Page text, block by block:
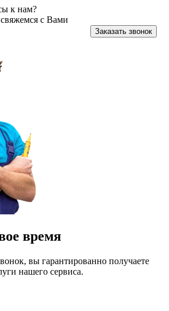
к нам?
с Вами
Заказать звонок
время
вы гарантированно получаете
нашего сервиса.